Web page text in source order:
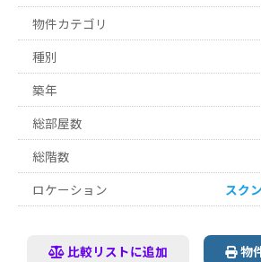
物件カテゴリ
種別
築年
総部屋数
総階数
ロケーション
スク
比較リストに追加 物